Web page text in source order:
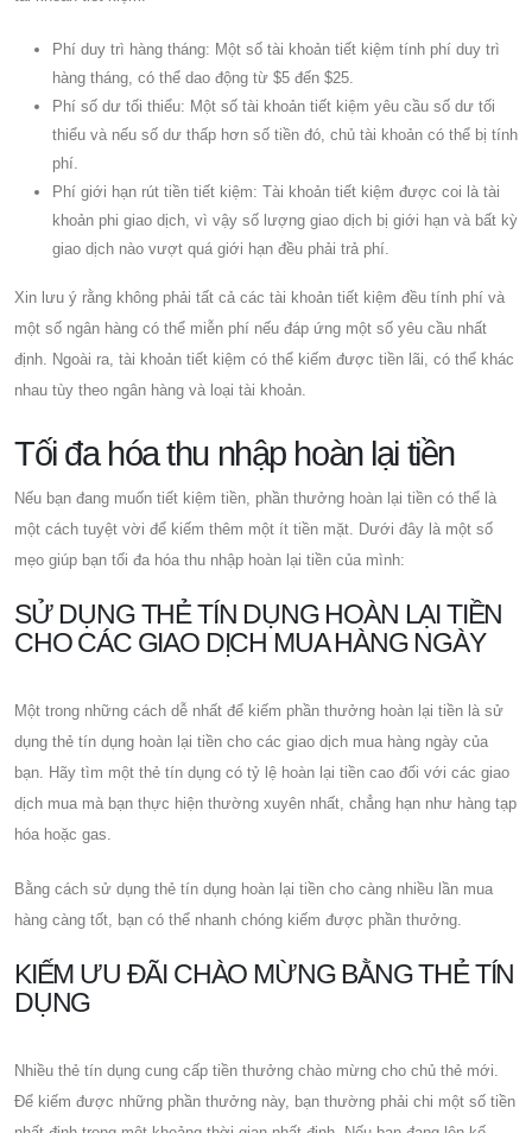
Phí duy trì hàng tháng: Một số tài khoản tiết kiệm tính phí duy trì
hàng tháng, có thể dao động từ $5 đến $25.
Phí số dư tối thiểu: Một số tài khoản tiết kiệm yêu cầu số dư tối
thiểu và nếu số dư thấp hơn số tiền đó, chủ tài khoản có thể bị tính
phí.
Phí giới hạn rút tiền tiết kiệm: Tài khoản tiết kiệm được coi là tài
khoản phi giao dịch, vì vậy số lượng giao dịch bị giới hạn và bất kỳ
giao dịch nào vượt quá giới hạn đều phải trả phí.
Xin lưu ý rằng không phải tất cả các tài khoản tiết kiệm đều tính phí và
một số ngân hàng có thể miễn phí nếu đáp ứng một số yêu cầu nhất
định. Ngoài ra, tài khoản tiết kiệm có thể kiếm được tiền lãi, có thể khác
nhau tùy theo ngân hàng và loại tài khoản.
Tối đa hóa thu nhập hoàn lại tiền
Nếu bạn đang muốn tiết kiệm tiền, phần thưởng hoàn lại tiền có thể là
một cách tuyệt vời để kiếm thêm một ít tiền mặt. Dưới đây là một số
mẹo giúp bạn tối đa hóa thu nhập hoàn lại tiền của mình:
SỬ DỤNG THẺ TÍN DỤNG HOÀN LẠI TIỀN
CHO CÁC GIAO DỊCH MUA HÀNG NGÀY
Một trong những cách dễ nhất để kiếm phần thưởng hoàn lại tiền là sử
dụng thẻ tín dụng hoàn lại tiền cho các giao dịch mua hàng ngày của
bạn. Hãy tìm một thẻ tín dụng có tỷ lệ hoàn lại tiền cao đối với các giao
dịch mua mà bạn thực hiện thường xuyên nhất, chẳng hạn như hàng tạp
hóa hoặc gas.
Bằng cách sử dụng thẻ tín dụng hoàn lại tiền cho càng nhiều lần mua
hàng càng tốt, bạn có thể nhanh chóng kiếm được phần thưởng.
KIẾM ƯU ĐÃI CHÀO MỪNG BẰNG THẺ TÍN
DỤNG
Nhiều thẻ tín dụng cung cấp tiền thưởng chào mừng cho chủ thẻ mới.
Để kiếm được những phần thưởng này, bạn thường phải chi một số tiền